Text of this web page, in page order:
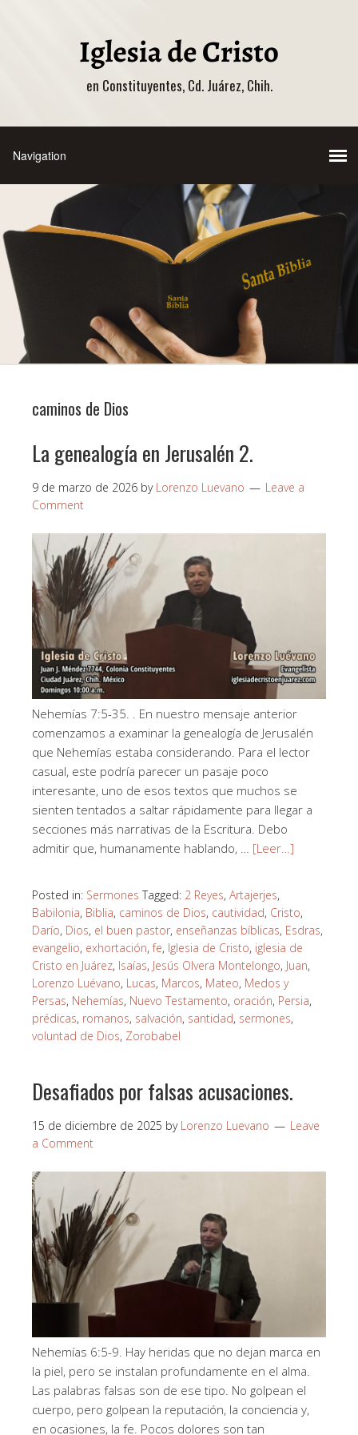
en Constituyentes, Cd. Juárez, Chih.
caminos de Dios
La genealogía en Jerusalén 2.
9 de marzo de 2026 by Lorenzo Luevano
Leave a
Comment
Nehemías 7:5-35. . En nuestro mensaje anterior
comenzamos a examinar la genealogía de Jerusalén
que Nehemías estaba considerando. Para el lector
casual, este podría parecer un pasaje poco
interesante, uno de esos textos que muchos se
sienten tentados a saltar rápidamente para llegar a
secciones más narrativas de la Escritura. Debo
admitir que, humanamente hablando, … [Leer…]
Posted in: Sermones Tagged: 2 Reyes, Artajerjes,
Babilonia, Biblia, caminos de Dios, cautividad, Cristo,
Darío, Dios, el buen pastor, enseñanzas bíblicas, Esdras,
evangelio, exhortación,fe, Iglesia de Cristo, iglesia de
Cristo en Juárez, Isaías, Jesús Olvera Montelongo, Juan,
Lorenzo Luévano, Lucas, Marcos, Mateo, Medos y
Persas, Nehemías, Nuevo Testamento, oración, Persia,
prédicas, romanos, salvación, santidad, sermones,
voluntad de Dios, Zorobabel
Desafiados por falsas acusaciones.
15 de diciembre de 2025 by Lorenzo Luevano
Leave
a Comment
Nehemías 6:5-9. Hay heridas que no dejan marca en
la piel, pero se instalan profundamente en el alma.
Las palabras falsas son de ese tipo. No golpean el
cuerpo, pero golpean la reputación, la conciencia y,
en ocasiones, la fe. Pocos dolores son tan